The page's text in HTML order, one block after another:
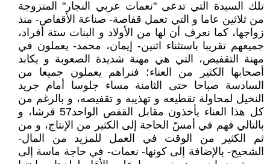
تلك السيدة التي تدعى "نعمات عربي النجار" المتزوجة
من ثلاثين عاما و التي تعمل قفاصة- صناعة الأقفاص- منذ
زواجها، كما نعرف أن لها من الأولاد و البنات ستة أفراد،
جميعهم تقريبا باستثناء اثنين- إيمان، محمد- يعملون في
مهنة التقفيص، التي هي مهنة شديدة الصعوبة و يكابد
أصحابها الكثير من العناء؛ فنراهم يعملون جميعا من
السادسة صباحا حتى الثامنة مساء جلوسا أمام جريد
النخيل لمحاولة تقطيعه و تهذيبه و تقفيصه، و بالرغم من
كل هذا العناء يأخذون مقابل القفص الواحد57 قرشا، و
بالتالي فهم في أمسّ الحاجة إلى الكثير من الإنتاج، و من
ثم الكثير من الوقت في العمل للمزيد من المال-
الشحيح- بالإضافة إلى كونها- نعمات- في حاجة ماسة إلى